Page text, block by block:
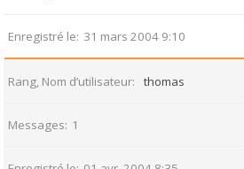
Enregistré le 31 mars 2004 9:10
Rang, Nom d’utilisateur thomas
Messages 1